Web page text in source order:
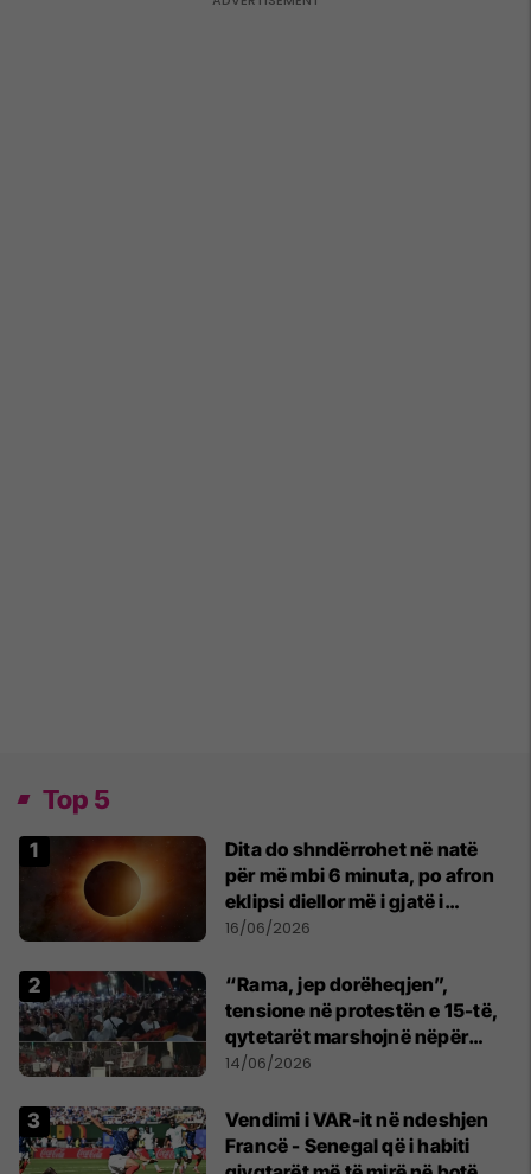
Top 5
Dita do shndërrohet në natë
për më mbi 6 minuta, po afron
eklipsi diellor më i gjatë i
shekullit të 21-të
16/06/2026
“Rama, jep dorëheqjen”,
tensione në protestën e 15-të,
qytetarët marshojnë nëpër
kryeqytet
14/06/2026
Vendimi i VAR-it në ndeshjen
Francë - Senegal që i habiti